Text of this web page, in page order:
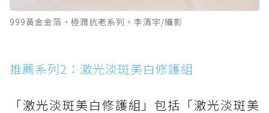
999黃金金箔·極潤抗老系列。李清宇/攝影
推薦系列2：激光淡斑美白修護組
「激光淡斑美白修護組」包括「激光淡斑美